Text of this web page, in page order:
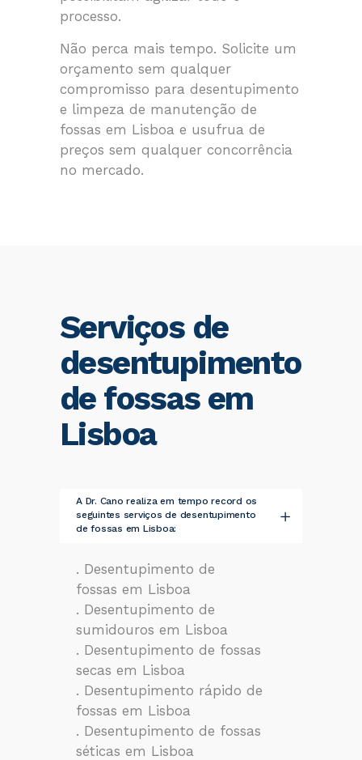
processo.
Não perca mais tempo. Solicite um
orçamento sem qualquer
compromisso para desentupimento
e limpeza de manutenção de
fossas em Lisboa e usufrua de
preços sem qualquer concorrência
no mercado.
Serviços de
desentupimento
de fossas em
Lisboa
A Dr. Cano realiza em tempo record os
seguintes serviços de desentupimento
de fossas em Lisboa:
. Desentupimento de
fossas em Lisboa
. Desentupimento de
sumidouros em Lisboa
. Desentupimento de fossas
secas em Lisboa
. Desentupimento rápido de
fossas em Lisboa
. Desentupimento de fossas
séticas em Lisboa